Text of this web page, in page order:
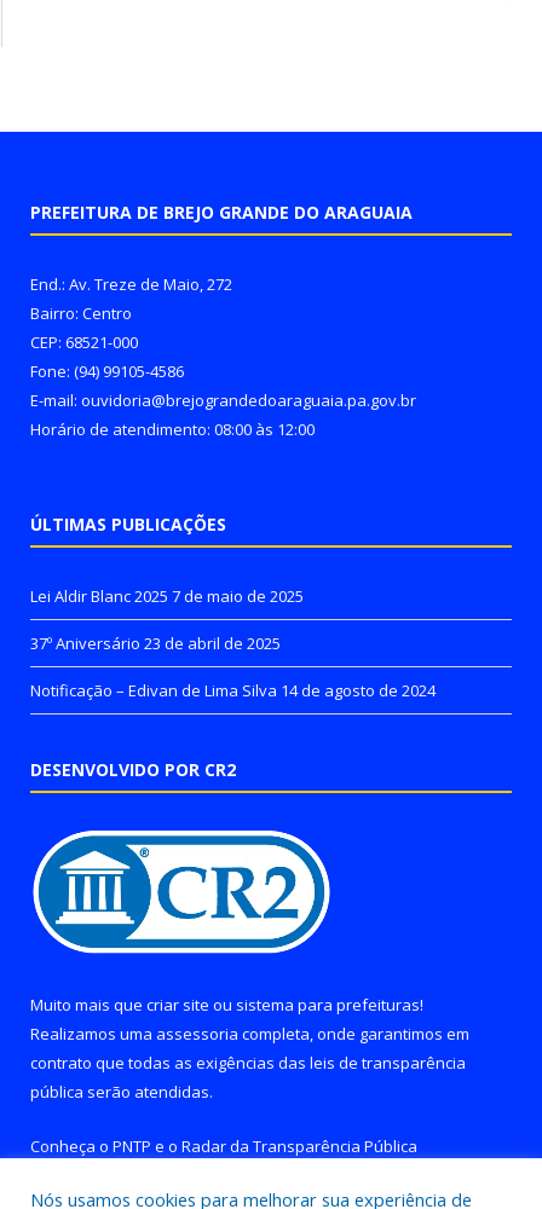
PREFEITURA DE BREJO GRANDE DO ARAGUAIA
End.: Av. Treze de Maio, 272
Bairro: Centro
CEP: 68521-000
Fone: (94) 99105-4586
E-mail: ouvidoria@brejograndedoaraguaia.pa.gov.br
Horário de atendimento: 08:00 às 12:00
ÚLTIMAS PUBLICAÇÕES
Lei Aldir Blanc 2025 7 de maio de 2025
37º Aniversário 23 de abril de 2025
Notificação – Edivan de Lima Silva 14 de agosto de 2024
DESENVOLVIDO POR CR2
Muito mais que criar site ou sistema para prefeituras!
Realizamos uma assessoria completa, onde garantimos em
contrato que todas as exigências das leis de transparência
pública serão atendidas.
Conheça o PNTP e o Radar da Transparência Pública
Nós usamos cookies para melhorar sua experiência de